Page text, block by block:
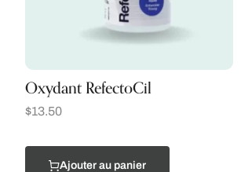
Oxydant RefectoCil
$13.50
Ajouter au panier